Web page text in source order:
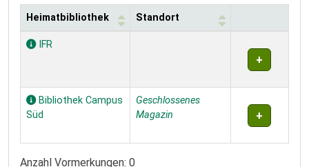
Exemplare
Heimatbibliothek Standort
IFR
Bibliothek Campus
Süd
Geschlossenes
Magazin
Anzahl Vormerkungen: 0